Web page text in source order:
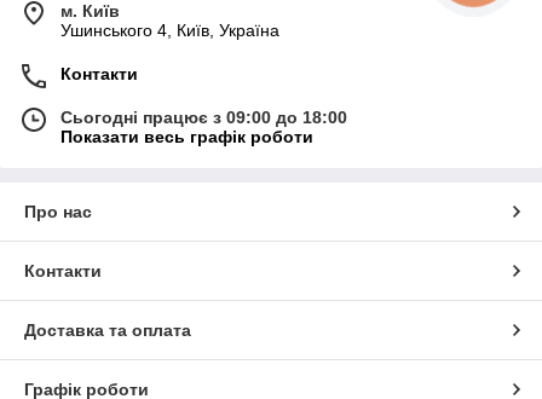
м. Київ
Ушинського 4, Київ, Україна
Контакти
Сьогодні працює з 09:00 до 18:00
Показати весь графік роботи
Про нас
Контакти
Доставка та оплата
Графік роботи